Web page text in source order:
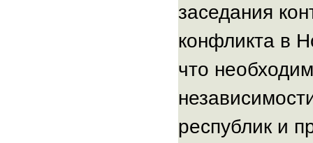
заседания
конфликта в
что
республик и